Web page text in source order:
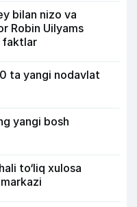
bilan nizo va
Robin Uilyams
faktlar
ta yangi nodavlat
yangi bosh
to‘liq xulosa